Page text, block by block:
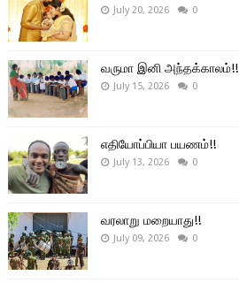
July 20, 2026 0
வருமா இனி அந்தக்காலம்!!
July 15, 2026 0
எதியோப்பியா பயணம்!!
July 13, 2026 0
வரலாறு மறையாது!!
July 09, 2026 0